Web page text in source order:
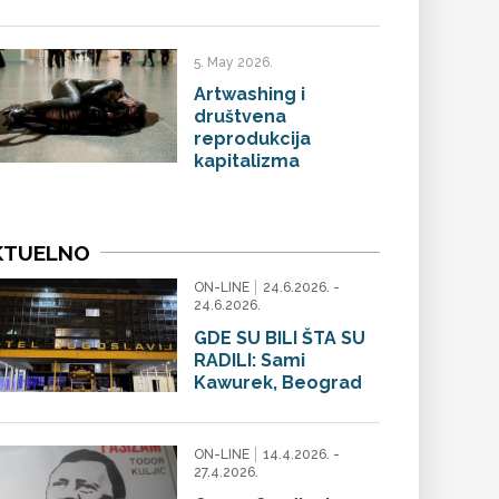
5. May 2026.
Artwashing i
društvena
reprodukcija
kapitalizma
ON-LINE
24.6.2026. -
24.6.2026.
GDE SU BILI ŠTA SU
RADILI: Sami
Kawurek, Beograd
ON-LINE
14.4.2026. -
27.4.2026.